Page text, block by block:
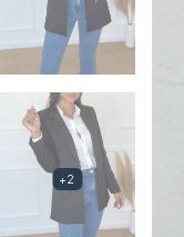
+2